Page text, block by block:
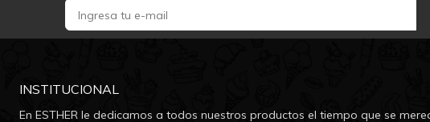
INSTITUCIONAL
En ESTHER le dedicamos a todos nuestros productos el tiempo que se